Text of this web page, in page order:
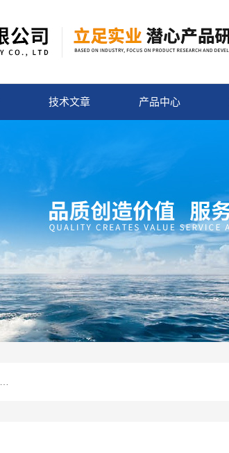
技术文章 产品中心